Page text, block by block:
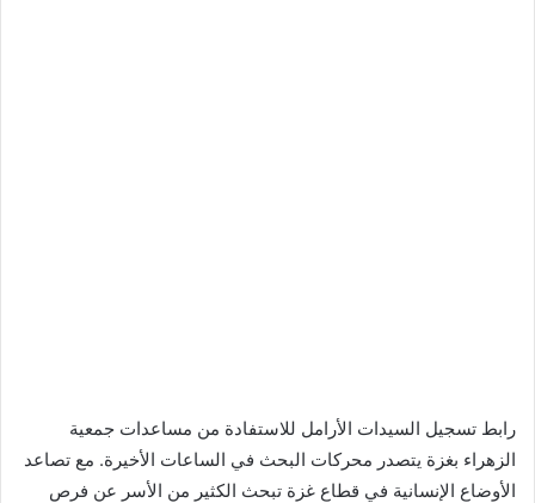
رابط تسجيل السيدات الأرامل للاستفادة من مساعدات جمعية
الزهراء بغزة يتصدر محركات البحث في الساعات الأخيرة. مع تصاعد
الأوضاع الإنسانية في قطاع غزة تبحث الكثير من الأسر عن فرص